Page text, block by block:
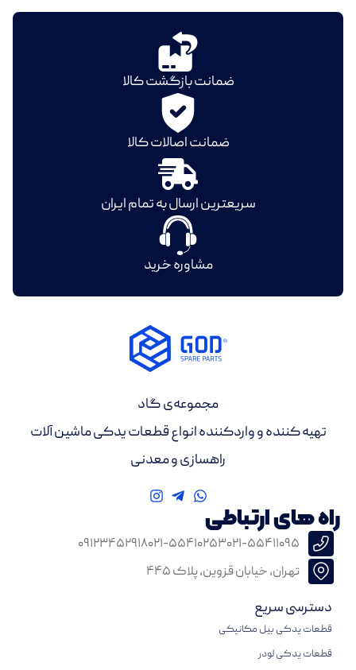
ضمانت بازگشت کالا
ضمانت اصالات کالا
سریعترین ارسال به تمام ایران
مشاوره خرید
راه های ارتباطی
۰۲۱-۵۵۴۱۱۰۹۵۰۲۱-۵۵۴۱۰۲۵۳۰۹۱۲۳۴۵۲۹۱۸
تهران، خیابان قزوین، پلاک ۴۴۵
مجموعه‌ی گاد
تهیه کننده و واردکننده انواع قطعات یدکی ماشین آلات
راهسازی و معدنی
دسترسی سریع
قطعات یدکی بیل مکانیکی
قطعات یدکی لودر